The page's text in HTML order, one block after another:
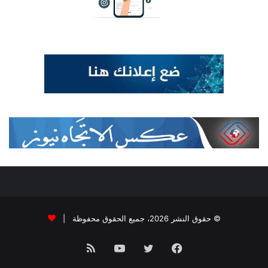
© حقوق النشر 2026، جميع الحقوق محفوظة |
فيسبوك تويتر يوتيوبملخص